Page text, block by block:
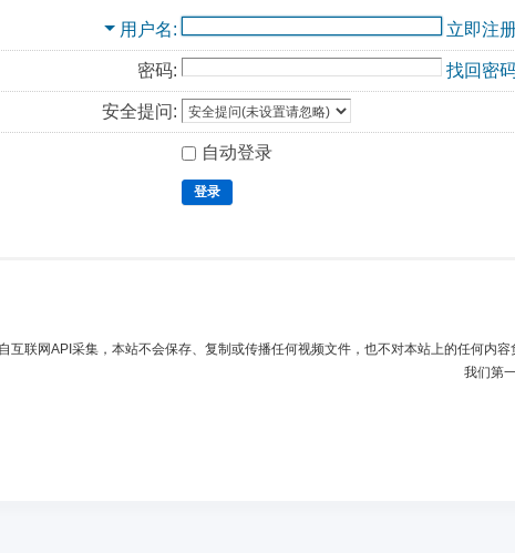
用户名 立即注
密码: 找回密
安全提问:
自动登录
登录
互联网API采集，本站不会保存、复制或传播任何视频文件，也不对本站上的任何内
我们第